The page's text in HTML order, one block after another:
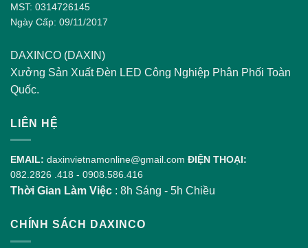
MST: 0314726145
Ngày Cấp: 09/11/2017
DAXINCO (DAXIN)
Xưởng Sản Xuất Đèn LED Công Nghiệp Phân Phối Toàn
Quốc.
LIÊN HỆ
EMAIL: daxinvietnamonline@gmail.com ĐIỆN THOẠI:
082.2826 .418 - 0908.586.416
Thời Gian Làm Việc : 8h Sáng - 5h Chiều
CHÍNH SÁCH DAXINCO